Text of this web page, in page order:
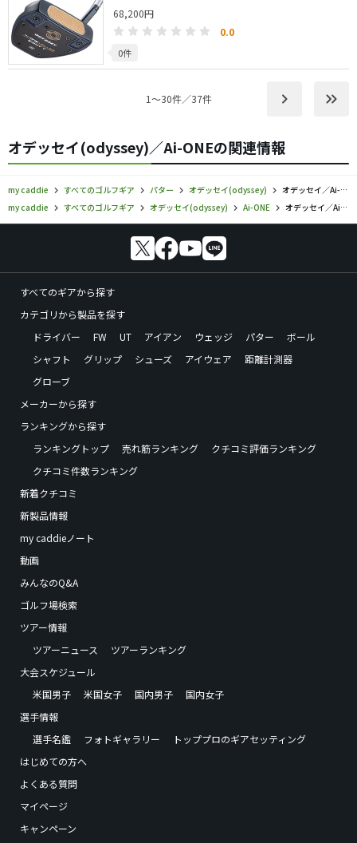
68,200円
0.0
0件
1〜30件／37件 keyboard_arrow_right keyboard_double_arrow_right
オデッセイ(odyssey)／Ai-ONEの関連情報
my caddie すべてのゴルフギア パター オデッセイ(odyssey)
オデッセイ／Ai-ONE／パターの口コミ評価
my caddie
すべてのゴルフギア オデッセイ(odyssey) Ai-ONE オデッセイ／Ai-ONE／パターの口コミ評価
すべてのギアから探す
カテゴリから製品を探す
ドライバー
FW UT アイアン ウェッジ パター
ボール
シャフト
グリップ シューズ アイウェア
距離計測器
グローブ
メーカーから探す
ランキングから探す
ランキングトップ
売れ筋ランキング
クチコミ評価ランキング
クチコミ件数ランキング
新着クチコミ
新製品情報
my caddieノート
動画
みんなのQ&A
ゴルフ場検索
ツアー情報
ツアーニュース
ツアーランキング
大会スケジュール
米国男子
米国女子 国内男子
国内女子
選手情報
選手名鑑
フォトギャラリー
トッププロのギアセッティング
はじめての方へ
よくある質問
マイページ
キャンペーン